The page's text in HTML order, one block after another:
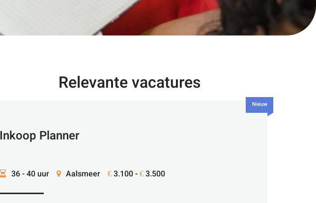
Relevante vacatures
Inkoop Planner
36 - 40 uur Aalsmeer € 3.100 - € 3.500
Nieuw